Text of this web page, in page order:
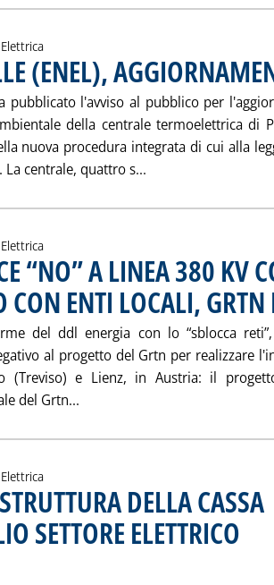
(ENEL),
pubblicato l'avviso al pubblico per
della centrale termoelettrica di
nuova procedura integrata di cui alla
La centrale, quattro s...
“NO” A LINEA 380 KV
CON ENTI LOCALI, GRTN
del ddl energia con lo “sblocca
al progetto del Grtn per realizzare
(Treviso) e Lienz, in Austria: il
del Grtn...
DELLA CASSA
SETTORE ELETTRICO
'LA NUOVA STRUTTURA DELLA CASSA
alla notizia